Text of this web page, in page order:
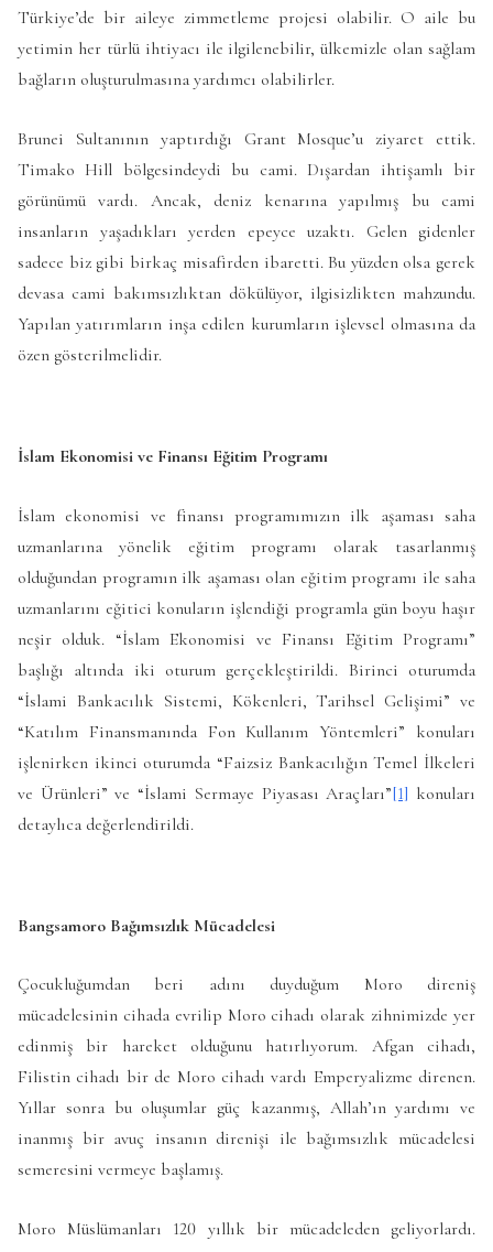
Türkiye’de bir aileye zimmetleme projesi olabilir. O aile bu
yetimin her türlü ihtiyacı ile ilgilenebilir, ülkemizle olan sağlam
bağların oluşturulmasına yardımcı olabilirler.
Brunei Sultanının yaptırdığı Grant Mosque’u ziyaret ettik.
Timako Hill bölgesindeydi bu cami. Dışardan ihtişamlı bir
görünümü vardı. Ancak, deniz kenarına yapılmış bu cami
insanların yaşadıkları yerden epeyce uzaktı. Gelen gidenler
sadece biz gibi birkaç misafirden ibaretti. Bu yüzden olsa gerek
devasa cami bakımsızlıktan dökülüyor, ilgisizlikten mahzundu.
Yapılan yatırımların inşa edilen kurumların işlevsel olmasına da
özen gösterilmelidir.
İslam Ekonomisi ve Finansı Eğitim Programı
İslam ekonomisi ve finansı programımızın ilk aşaması saha
uzmanlarına yönelik eğitim programı olarak tasarlanmış
olduğundan programın ilk aşaması olan eğitim programı ile saha
uzmanlarını eğitici konuların işlendiği programla gün boyu haşır
neşir olduk. “İslam Ekonomisi ve Finansı Eğitim Programı”
başlığı altında iki oturum gerçekleştirildi. Birinci oturumda
“İslami Bankacılık Sistemi, Kökenleri, Tarihsel Gelişimi” ve
“Katılım Finansmanında Fon Kullanım Yöntemleri” konuları
işlenirken ikinci oturumda “Faizsiz Bankacılığın Temel İlkeleri
ve Ürünleri” ve “İslami Sermaye Piyasası Araçları”[1] konuları
detaylıca değerlendirildi.
Bangsamoro Bağımsızlık Mücadelesi
Çocukluğumdan beri adını duyduğum Moro direniş
mücadelesinin cihada evrilip Moro cihadı olarak zihnimizde yer
edinmiş bir hareket olduğunu hatırlıyorum. Afgan cihadı,
Filistin cihadı bir de Moro cihadı vardı Emperyalizme direnen.
Yıllar sonra bu oluşumlar güç kazanmış, Allah’ın yardımı ve
inanmış bir avuç insanın direnişi ile bağımsızlık mücadelesi
semeresini vermeye başlamış.
Moro Müslümanları 120 yıllık bir mücadeleden geliyorlardı.